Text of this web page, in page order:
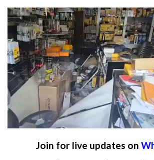
Join for live updates on